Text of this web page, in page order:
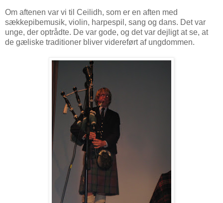
Om aftenen var vi til Ceilidh, som er en aften med
sækkepibemusik, violin, harpespil, sang og dans. Det var
unge, der optrådte. De var gode, og det var dejligt at se, at
de gæliske traditioner bliver videreført af ungdommen.